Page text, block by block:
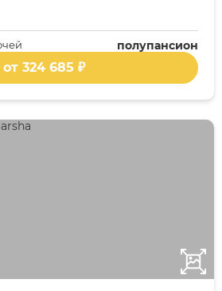
полупансион
от 324 685 ₽